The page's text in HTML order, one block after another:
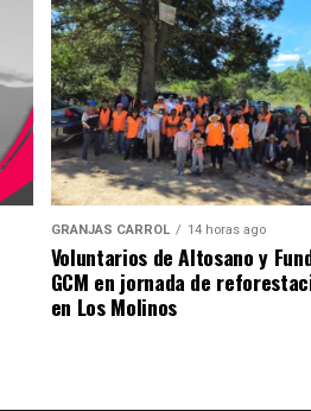
GRANJAS CARROL 14 horas ago
Voluntarios de Altosano y
GCM en jornada de
en Los Molinos